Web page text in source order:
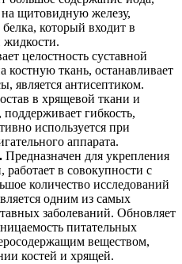
щитовидную железу,
который входит в
жидкости.
целостность суставной
костную ткань, останавливает
является антисептиком.
в хрящевой ткани и
гибкость,
используется при
аппарата.
Предназначен для укрепления
работает в совокупности с
количество исследований
одним из самых
заболеваний. Обновляет
питательных
веществом,
костей и хрящей.